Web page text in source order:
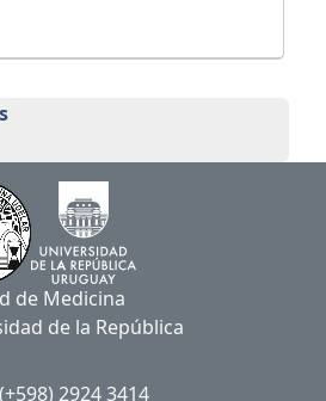
Divulgación en
de Medicina
de la República
2924 3414